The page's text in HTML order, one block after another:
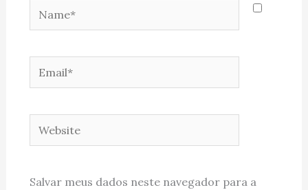
Name*
Email*
Website
Salvar meus dados neste navegador para a